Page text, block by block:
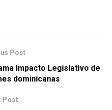
Post
Impacto Legislativo de
dominicanas
Post